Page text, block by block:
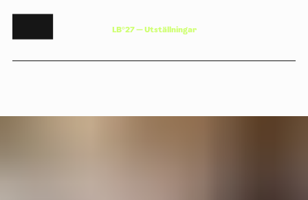
LB°27—Utställningar